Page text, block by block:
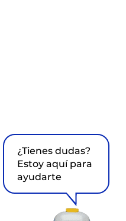
¿Tienes dudas?
Estoy aquí para
ayudarte